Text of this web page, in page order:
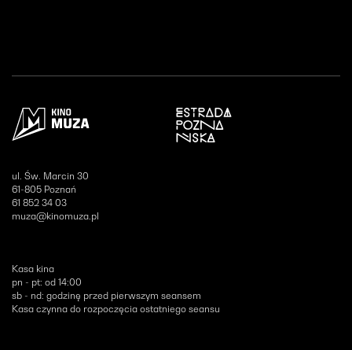
Otwiera się w nowym oknie
ul. Św. Marcin 30
61-805 Poznań
61 852 34 03
muza@kinomuza.pl
Kasa kina
pn - pt: od 14:00
sb - nd: godzinę przed pierwszym seansem
Kasa czynna do rozpoczęcia ostatniego seansu